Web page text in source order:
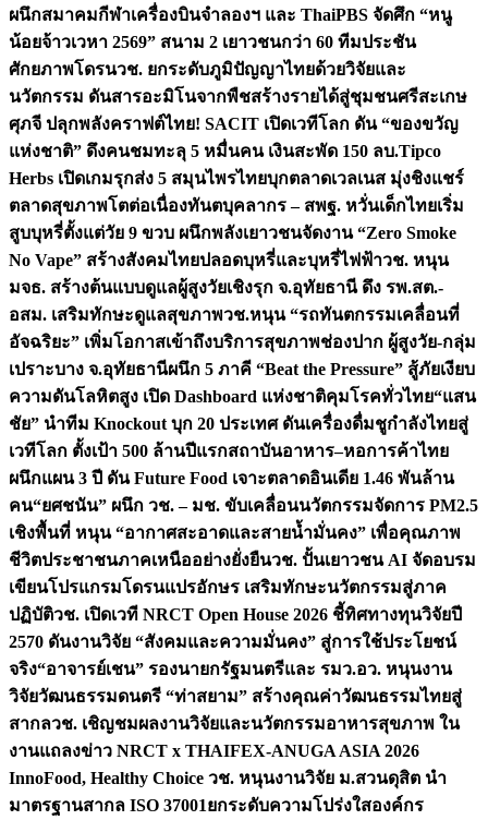
ผนึกสมาคมกีฬาเครื่องบินจำลองฯ และ ThaiPBS จัดศึก “หนู
น้อยจ้าวเวหา 2569” สนาม 2 เยาวชนกว่า 60 ทีมประชัน
ศักยภาพโดรนวช. ยกระดับภูมิปัญญาไทยด้วยวิจัยและ
นวัตกรรม ดันสารอะมิโนจากพืชสร้างรายได้สู่ชุมชนศรีสะเกษ
ศุภจี ปลุกพลังคราฟต์ไทย! SACIT เปิดเวทีโลก ดัน “ของขวัญ
แห่งชาติ” ดึงคนชมทะลุ 5 หมื่นคน เงินสะพัด 150 ลบ.Tipco
Herbs เปิดเกมรุกส่ง 5 สมุนไพรไทยบุกตลาดเวลเนส มุ่งชิงแชร์
ตลาดสุขภาพโตต่อเนื่องทันตบุคลากร – สพฐ. หวั่นเด็กไทยเริ่ม
สูบบุหรี่ตั้งแต่วัย 9 ขวบ ผนึกพลังเยาวชนจัดงาน “Zero Smoke
No Vape” สร้างสังคมไทยปลอดบุหรี่และบุหรี่ไฟฟ้าวช. หนุน
มจธ. สร้างต้นแบบดูแลผู้สูงวัยเชิงรุก จ.อุทัยธานี ดึง รพ.สต.-
อสม. เสริมทักษะดูแลสุขภาพวช.หนุน “รถทันตกรรมเคลื่อนที่
อัจฉริยะ” เพิ่มโอกาสเข้าถึงบริการสุขภาพช่องปาก ผู้สูงวัย-กลุ่ม
เปราะบาง จ.อุทัยธานีผนึก 5 ภาคี “Beat the Pressure” สู้ภัยเงียบ
ความดันโลหิตสูง เปิด Dashboard แห่งชาติคุมโรคทั่วไทย“แสน
ชัย” นำทีม Knockout บุก 20 ประเทศ ดันเครื่องดื่มชูกำลังไทยสู่
เวทีโลก ตั้งเป้า 500 ล้านปีแรกสถาบันอาหาร–หอการค้าไทย
ผนึกแผน 3 ปี ดัน Future Food เจาะตลาดอินเดีย 1.46 พันล้าน
คน“ยศชนัน” ผนึก วช. – มช. ขับเคลื่อนนวัตกรรมจัดการ PM2.5
เชิงพื้นที่ หนุน “อากาศสะอาดและสายน้ำมั่นคง” เพื่อคุณภาพ
ชีวิตประชาชนภาคเหนืออย่างยั่งยืนวช. ปั้นเยาวชน AI จัดอบรม
เขียนโปรแกรมโดรนแปรอักษร เสริมทักษะนวัตกรรมสู่ภาค
ปฏิบัติวช. เปิดเวที NRCT Open House 2026 ชี้ทิศทางทุนวิจัยปี
2570 ดันงานวิจัย “สังคมและความมั่นคง” สู่การใช้ประโยชน์
จริง“อาจารย์เชน” รองนายกรัฐมนตรีและ รมว.อว. หนุนงาน
วิจัยวัฒนธรรมดนตรี “ท่าสยาม” สร้างคุณค่าวัฒนธรรมไทยสู่
สากลวช. เชิญชมผลงานวิจัยและนวัตกรรมอาหารสุขภาพ ใน
งานแถลงข่าว NRCT x THAIFEX-ANUGA ASIA 2026
InnoFood, Healthy Choice วช. หนุนงานวิจัย ม.สวนดุสิต นำ
มาตรฐานสากล ISO 37001ยกระดับความโปร่งใสองค์กร